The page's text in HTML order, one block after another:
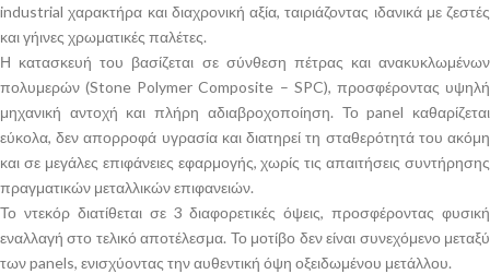
industrial χαρακτήρα και διαχρονική αξία, ταιριάζοντας ιδανικά με ζεστές
και γήινες χρωματικές παλέτες.
Η κατασκευή του βασίζεται σε σύνθεση πέτρας και ανακυκλωμένων
πολυμερών (Stone Polymer Composite – SPC), προσφέροντας υψηλή
μηχανική αντοχή και πλήρη αδιαβροχοποίηση. Το panel καθαρίζεται
εύκολα, δεν απορροφά υγρασία και διατηρεί τη σταθερότητά του ακόμη
και σε μεγάλες επιφάνειες εφαρμογής, χωρίς τις απαιτήσεις συντήρησης
πραγματικών μεταλλικών επιφανειών.
Το ντεκόρ διατίθεται σε 3 διαφορετικές όψεις, προσφέροντας φυσική
εναλλαγή στο τελικό αποτέλεσμα. Το μοτίβο δεν είναι συνεχόμενο μεταξύ
των panels, ενισχύοντας την αυθεντική όψη οξειδωμένου μετάλλου.